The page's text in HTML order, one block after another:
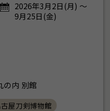
2026年3月2日(月) ～
9月25日(金)
の内 別館
屋刀剣博物館